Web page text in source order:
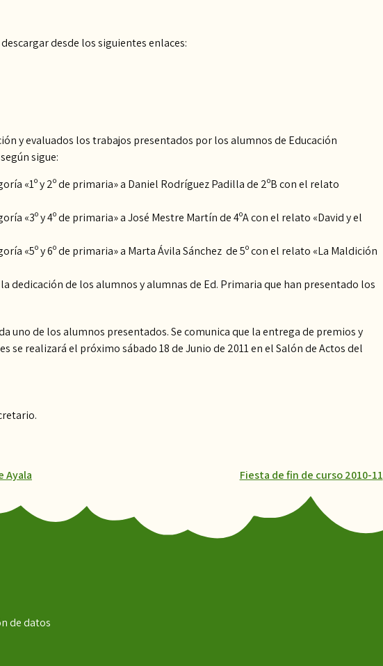
desde los siguientes enlaces:
y evaluados los trabajos presentados por los alumnos de Educación
sigue:
«1º y 2º de primaria» a Daniel Rodríguez Padilla de 2ºB con el relato
«3º y 4º de primaria» a José Mestre Martín de 4ºA con el relato «David y el
«5º y 6º de primaria» a Marta Ávila Sánchez de 5º con el relato «La Maldición
dedicación de los alumnos y alumnas de Ed. Primaria que han presentado los
uno de los alumnos presentados. Se comunica que la entrega de premios y
realizará el próximo sábado 18 de Junio de 2011 en el Salón de Actos del
Ayala Fiesta de fin de curso 2010-11
de datos